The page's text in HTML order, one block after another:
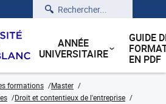
Rechercher
ANNÉE
UNIVERSITAIRE
GUIDE
EN PDF
formations
Master
Droit et contentieux de l'entreprise